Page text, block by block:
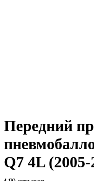
Передний
Q7 4L (2005-